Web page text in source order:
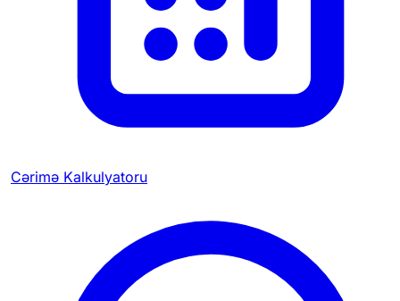
Cərimə Kalkulyatoru